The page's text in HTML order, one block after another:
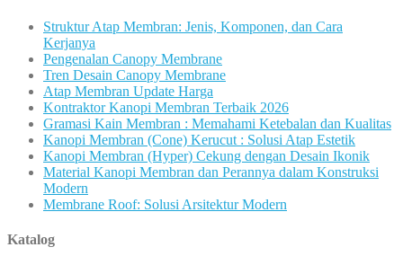
Struktur Atap Membran: Jenis, Komponen, dan Cara
Kerjanya
Pengenalan Canopy Membrane
Tren Desain Canopy Membrane
Atap Membran Update Harga
Kontraktor Kanopi Membran Terbaik 2026
Gramasi Kain Membran : Memahami Ketebalan dan Kualitas
Kanopi Membran (Cone) Kerucut : Solusi Atap Estetik
Kanopi Membran (Hyper) Cekung dengan Desain Ikonik
Material Kanopi Membran dan Perannya dalam Konstruksi
Modern
Membrane Roof: Solusi Arsitektur Modern
Katalog